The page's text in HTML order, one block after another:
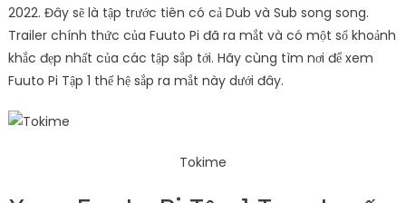
2022. Đây sẽ là tập trước tiên có cả Dub và Sub song song.
Trailer chính thức của Fuuto Pi đã ra mắt và có một số khoảnh
khắc đẹp nhất của các tập sắp tới. Hãy cùng tìm nơi để xem
Fuuto Pi Tập 1 thế hệ sắp ra mắt này dưới đây.
Tokime